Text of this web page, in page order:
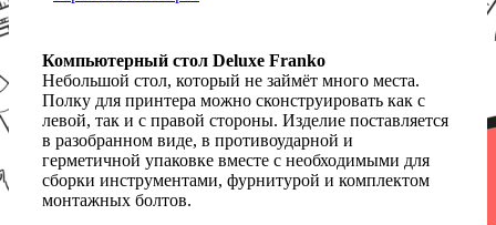
Компьютерный стол Deluxe Franko
Небольшой стол, который не займёт много места.
Полку для принтера можно сконструировать как с
левой, так и с правой стороны. Изделие поставляется
в разобранном виде, в противоударной и
герметичной упаковке вместе с необходимыми для
сборки инструментами, фурнитурой и комплектом
монтажных болтов.